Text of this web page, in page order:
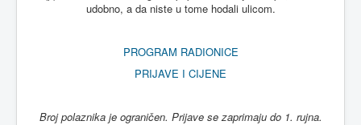
udobno, a da niste u tome hodali ulicom.
PROGRAM RADIONICE
PRIJAVE I CIJENE
Broj polaznika je ograničen. Prijave se zaprimaju do 1. rujna.